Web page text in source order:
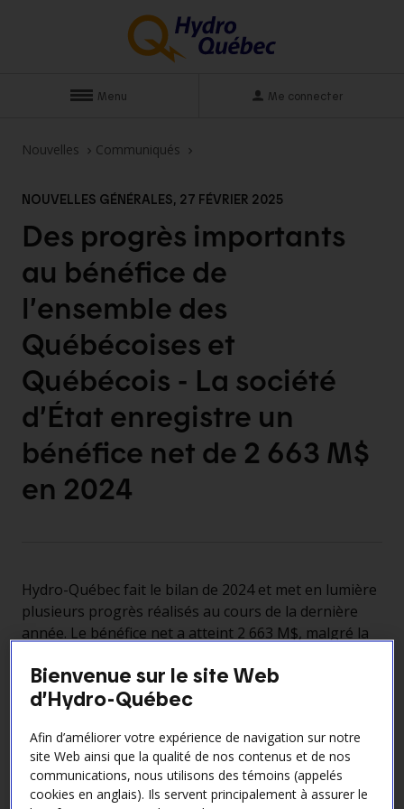
Menu Me connecter
Nouvelles Communiqués
NOUVELLES GÉNÉRALES, 27 FÉVRIER 2025
Des progrès importants
au bénéfice de
l’ensemble des
Québécoises et
Québécois - La société
d’État enregistre un
bénéfice net de 2 663 M$
en 2024
Hydro-Québec fait le bilan de 2024 et met en lumière
plusieurs progrès réalisés au cours de la dernière
année. Le bénéfice net a atteint 2 663 M$, malgré la
historiquement douces observées au Québec.
Deux facteurs ont été déterminants dans ces
La persistance de la faible hydraulicité a conduit à
une gestion serrée des stocks énergétiques en
2023 et en 2024. Cette situation a entraîné une
Bienvenue sur le site Web
d’Hydro-Québec
Afin d’améliorer votre expérience de navigation sur notre
site Web ainsi que la qualité de nos contenus et de nos
communications, nous utilisons des témoins (appelés
cookies en anglais). Ils servent principalement à assurer le